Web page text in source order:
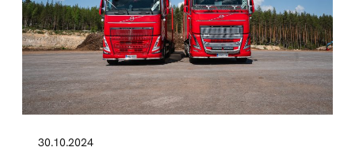
30.10.2024